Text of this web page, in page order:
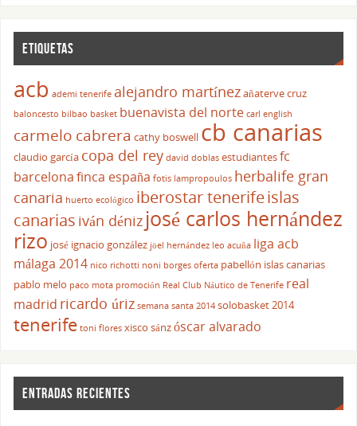
ETIQUETAS
acb ademi tenerife alejandro martínezañaterve cruz
baloncesto bilbao basket buenavista del norte carl english
carmelo cabrera cathy boswell cb canarias
claudio garcía copa del rey david doblas estudiantesfc
barcelonafinca españa fotis lampropoulos herbalife gran
canaria huerto ecológico iberostar tenerifeislas
canarias iván déniz josé carlos hernández
rizo josé ignacio gonzález jöel hernández leo acuña liga acb
málaga 2014 nico richotti noni borges oferta pabellón islas canarias
pablo melo paco mota promoción Real Club Náutico de Tenerife real
madrid ricardo úriz semana santa 2014 solobasket 2014
tenerife toni flores xisco sánzóscar alvarado
ENTRADAS RECIENTES